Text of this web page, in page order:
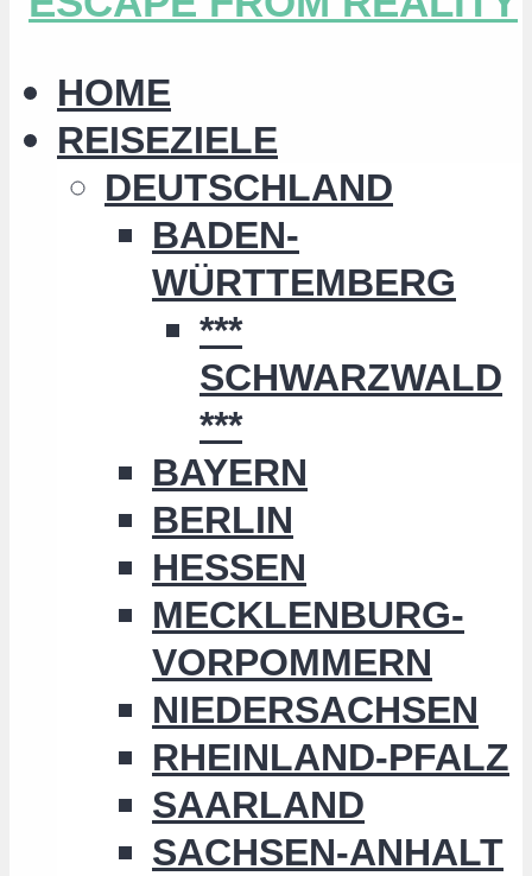
HOME
REISEZIELE
DEUTSCHLAND
BADEN-
WÜRTTEMBERG
***
SCHWARZWALD
***
BAYERN
BERLIN
HESSEN
MECKLENBURG-
VORPOMMERN
NIEDERSACHSEN
RHEINLAND-PFALZ
SAARLAND
SACHSEN-ANHALT